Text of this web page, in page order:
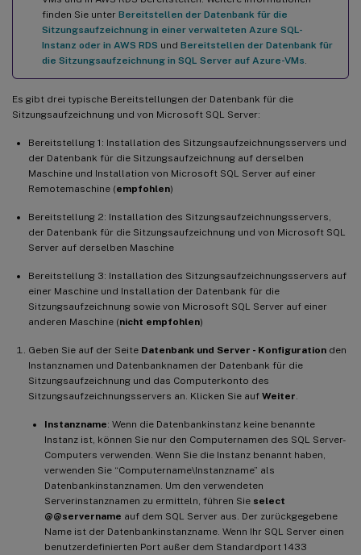
finden Sie unter Bereitstellen der Datenbank für die
Sitzungsaufzeichnung in einer verwalteten Azure SQL-
Instanz oder in AWS RDS und Bereitstellen der Datenbank für
die Sitzungsaufzeichnung in SQL Server auf Azure-VMs
Es gibt drei typische Bereitstellungen der Datenbank für die
Sitzungsaufzeichnung und von Microsoft SQL Server:
Bereitstellung 1: Installation des Sitzungsaufzeichnungsservers und
der Datenbank für die Sitzungsaufzeichnung auf derselben
Maschine und Installation von Microsoft SQL Server auf einer
Remotemaschine (empfohlen)
Bereitstellung 2: Installation des Sitzungsaufzeichnungsservers,
der Datenbank für die Sitzungsaufzeichnung und von Microsoft SQL
Server auf derselben Maschine
Bereitstellung 3: Installation des Sitzungsaufzeichnungsservers auf
einer Maschine und Installation der Datenbank für die
Sitzungsaufzeichnung sowie von Microsoft SQL Server auf einer
anderen Maschine (nicht empfohlen)
Geben Sie auf der Seite Datenbank und Server - Konfiguration den
Instanznamen und Datenbanknamen der Datenbank für die
Sitzungsaufzeichnung und das Computerkonto des
Sitzungsaufzeichnungsservers an. Klicken Sie auf Weiter
Instanzname: Wenn die Datenbankinstanz keine benannte
Instanz ist, können Sie nur den Computernamen des SQL Server-
Computers verwenden. Wenn Sie die Instanz benannt haben,
verwenden Sie “Computername\Instanzname” als
Datenbankinstanznamen. Um den verwendeten
Serverinstanznamen zu ermitteln, führen Sie select
@@servername auf dem SQL Server aus. Der zurückgegebene
Name ist der Datenbankinstanzname. Wenn Ihr SQL Server einen
benutzerdefinierten Port außer dem Standardport 1433